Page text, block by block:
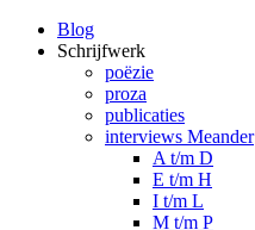
Blog
Schrijfwerk
poëzie
proza
publicaties
interviews Meander
A t/m D
E t/m H
I t/m L
M t/m P